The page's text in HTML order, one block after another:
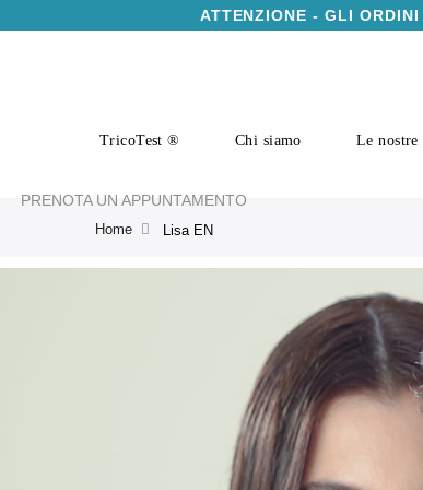
ATTENZIONE - GLI
TricoTest ® Chi siamo Le
PRENOTA UN APPUNTAMENTO
Home Lisa EN